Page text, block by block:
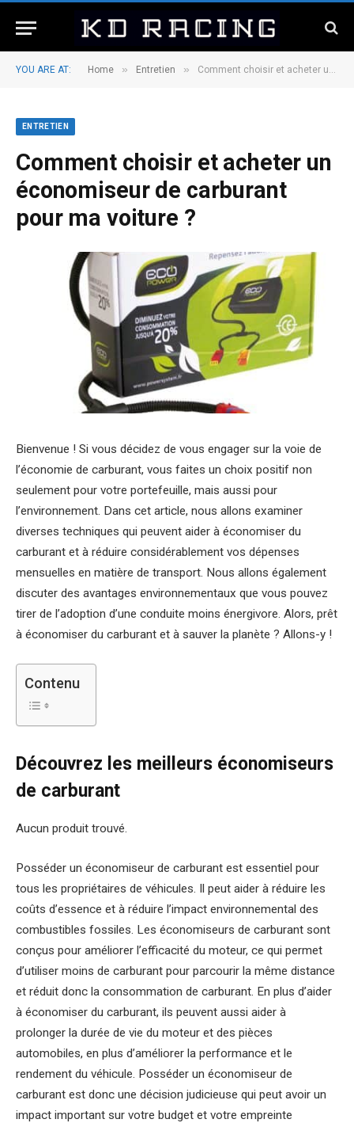
YOU ARE AT: Home » Entretien » Comment choisir et acheter un économiseur de carburant pour ma voiture ?
ENTRETIEN
Comment choisir et acheter un
économiseur de carburant
pour ma voiture ?
Bienvenue ! Si vous décidez de vous engager sur la voie de
l’économie de carburant, vous faites un choix positif non
seulement pour votre portefeuille, mais aussi pour
l’environnement. Dans cet article, nous allons examiner
diverses techniques qui peuvent aider à économiser du
carburant et à réduire considérablement vos dépenses
mensuelles en matière de transport. Nous allons également
discuter des avantages environnementaux que vous pouvez
tirer de l’adoption d’une conduite moins énergivore. Alors, prêt
à économiser du carburant et à sauver la planète ? Allons-y !
Contenu
Découvrez les meilleurs économiseurs
de carburant
Aucun produit trouvé.
Posséder un économiseur de carburant est essentiel pour
tous les propriétaires de véhicules. Il peut aider à réduire les
coûts d’essence et à réduire l’impact environnemental des
combustibles fossiles. Les économiseurs de carburant sont
conçus pour améliorer l’efficacité du moteur, ce qui permet
d’utiliser moins de carburant pour parcourir la même distance
et réduit donc la consommation de carburant. En plus d’aider
à économiser du carburant, ils peuvent aussi aider à
prolonger la durée de vie du moteur et des pièces
automobiles, en plus d’améliorer la performance et le
rendement du véhicule. Posséder un économiseur de
carburant est donc une décision judicieuse qui peut avoir un
impact important sur votre budget et votre empreinte